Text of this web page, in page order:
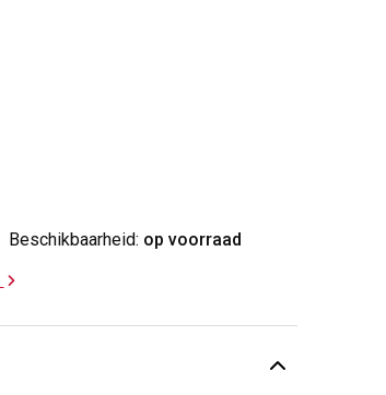
Beschikbaarheid: op voorraad